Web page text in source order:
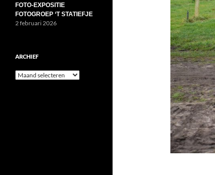
FOTO-EXPOSITIE
FOTOGROEP ‘T STATIEFJE
2 februari 2026
ARCHIEF
Archief